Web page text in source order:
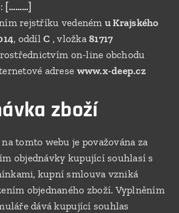
[………]
rejstříku vedeném u Krajského
, oddílC , vložka81717
on-line obchodu
adrese www.x-deep.cz
zboží
tomto webu je považována za
objednávky kupující souhlasí s
kupní smlouva vzniká
objednaného zboží. Vyplněním
dává kupující souhlas